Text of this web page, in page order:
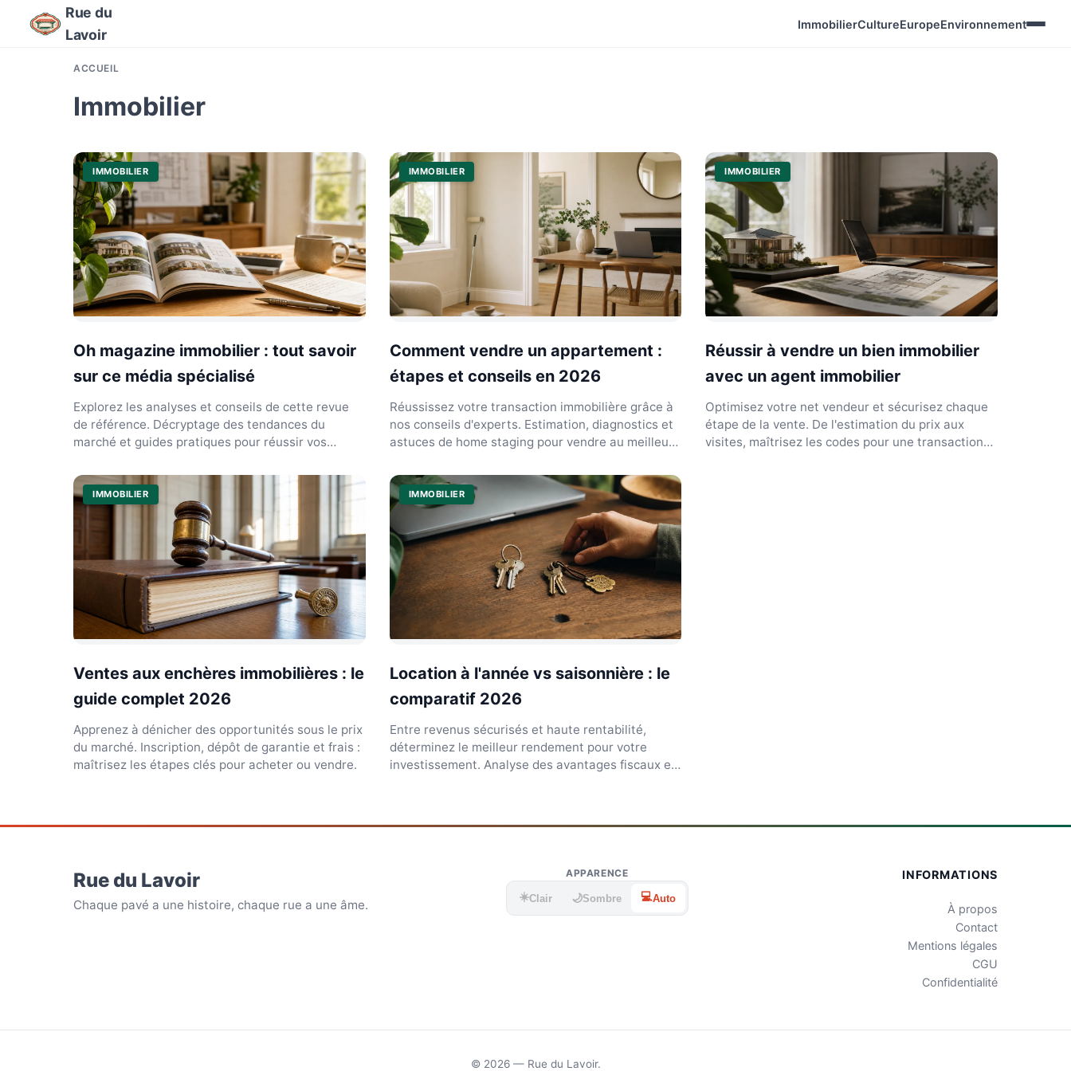
Rue du
Lavoir
ImmobilierCultureEuropeEnvironnement
ACCUEIL
Immobilier
IMMOBILIER
Oh magazine immobilier : tout savoir
sur ce média spécialisé
Explorez les analyses et conseils de cette revue
de référence. Décryptage des tendances du
marché et guides pratiques pour réussir vos
IMMOBILIER
Comment vendre un appartement :
étapes et conseils en 2026
Réussissez votre transaction immobilière grâce à
nos conseils d'experts. Estimation, diagnostics et
astuces de home staging pour vendre au meilleur
IMMOBILIER
Réussir à vendre un bien immobilier
avec un agent immobilier
Optimisez votre net vendeur et sécurisez chaque
étape de la vente. De l'estimation du prix aux
visites, maîtrisez les codes pour une transaction
IMMOBILIER
Ventes aux enchères immobilières : le
guide complet 2026
Apprenez à dénicher des opportunités sous le prix
du marché. Inscription, dépôt de garantie et frais :
maîtrisez les étapes clés pour acheter ou vendre.
IMMOBILIER
Location à l'année vs saisonnière : le
comparatif 2026
Entre revenus sécurisés et haute rentabilité,
déterminez le meilleur rendement pour votre
investissement. Analyse des avantages fiscaux et
Rue du Lavoir
Chaque pavé a une histoire, chaque rue a une âme.
APPARENCE
☀️Clair 🌙Sombre 💻Auto
INFORMATIONS
À propos
Contact
Mentions légales
CGU
Confidentialité
© 2026 — Rue du Lavoir.